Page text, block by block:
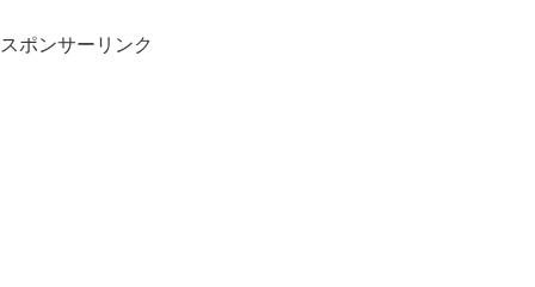
スポンサーリンク